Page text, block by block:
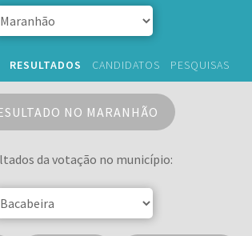
RESULTADOS CANDIDATOS PESQUISAS
NO MARANHÃO
da votação no município: